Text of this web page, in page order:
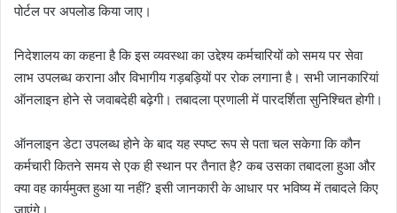
पोर्टल पर अपलोड किया जाए।
निदेशालय का कहना है कि इस व्यवस्था का उद्देश्य कर्मचारियों को समय पर सेवा
लाभ उपलब्ध कराना और विभागीय गड़बड़ियों पर रोक लगाना है। सभी जानकारियां
ऑनलाइन होने से जवाबदेही बढ़ेगी। तबादला प्रणाली में पारदर्शिता सुनिश्चित होगी।
ऑनलाइन डेटा उपलब्ध होने के बाद यह स्पष्ट रूप से पता चल सकेगा कि कौन
कर्मचारी कितने समय से एक ही स्थान पर तैनात है? कब उसका तबादला हुआ और
क्या वह कार्यमुक्त हुआ या नहीं? इसी जानकारी के आधार पर भविष्य में तबादले किए
जाएंगे।